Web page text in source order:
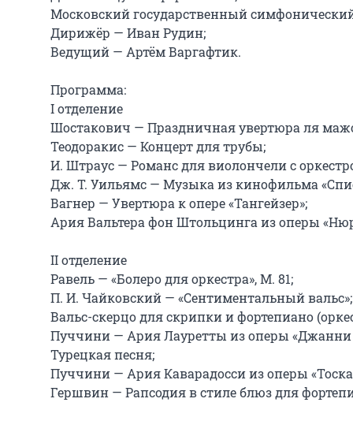
Московский государственный
Дирижёр — Иван Рудин;
Ведущий — Артём Варгафтик.
Программа:
I отделение
Шостакович — Праздничная увертюра ля
Теодоракис — Концерт для трубы;
И. Штраус — Романс для виолончели с
Дж. Т. Уильямс — Музыка из кинофильма
Вагнер — Увертюра к опере «Тангейзер»;
Ария Вальтера фон Штольцинга из оперы
II отделение
Равель — «Болеро для оркестра», M. 81;
П. И. Чайковский — «Сентиментальный вальс»;
Вальс-скерцо для скрипки и фортепиано
Пуччини — Ария Лауретты из оперы «Джанни
Турецкая песня;
Пуччини — Ария Каварадосси из оперы
Гершвин — Рапсодия в стиле блюз для